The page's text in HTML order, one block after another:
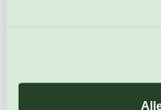
Zaai instructies